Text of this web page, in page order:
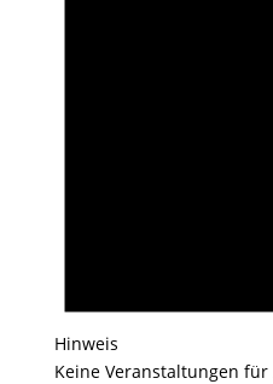
Hinweis
Keine Veranstaltungen für